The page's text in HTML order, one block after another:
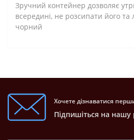
Зручний контейнер дозволяє
всередині, не розсипати його
чорний
Хочете дізнаватися
Підпишіться на нашу